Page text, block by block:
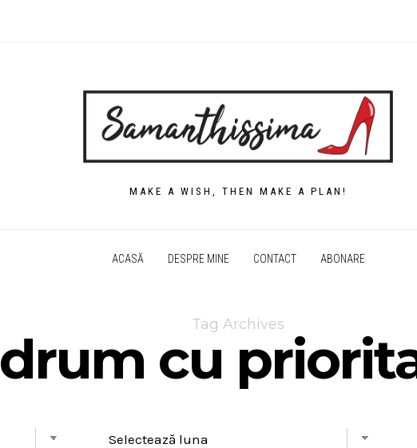
MAKE A WISH, THEN MAKE A PLAN!
ACASĂ DESPRE MINE CONTACT ABONARE
Tag Archives
drum cu